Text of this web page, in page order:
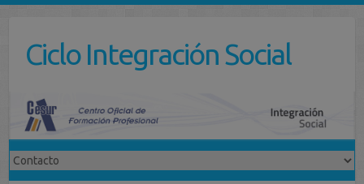
contenidoCiclo Integración Social